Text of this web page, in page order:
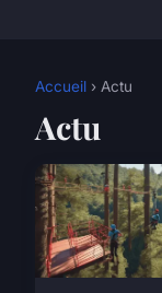
Accueil › Actu
Actu